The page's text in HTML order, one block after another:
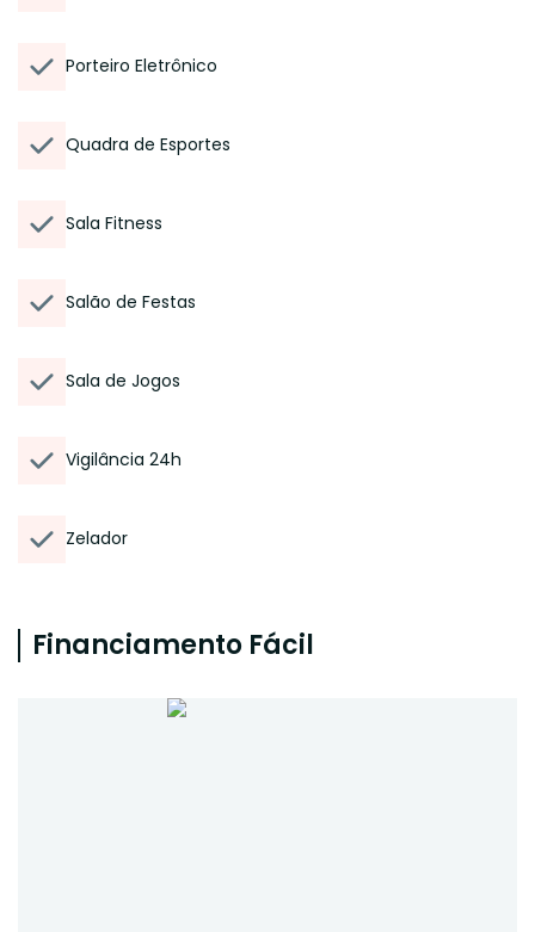
Porteiro Eletrônico
Quadra de Esportes
Sala Fitness
Salão de Festas
Sala de Jogos
Vigilância 24h
Zelador
Financiamento Fácil